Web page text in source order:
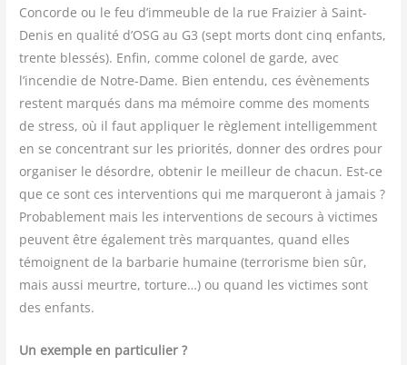
Concorde ou le feu d’immeuble de la rue Frai­zier à Saint-
Denis en qua­li­té d’OSG au G3 (sept morts dont cinq enfants,
trente bles­sés). Enfin, comme colo­nel de garde, avec
l’incendie de Notre-Dame. Bien enten­du, ces évè­ne­ments
res­tent mar­qués dans ma mémoire comme des moments
de stress, où il faut appli­quer le règle­ment intel­li­gem­ment
en se concen­trant sur les prio­ri­tés, don­ner des ordres pour
orga­ni­ser le désordre, obte­nir le meilleur de cha­cun. Est-ce
que ce sont ces inter­ven­tions qui me mar­que­ront à jamais ?
Pro­ba­ble­ment mais les inter­ven­tions de secours à vic­times
peuvent être éga­le­ment très mar­quantes, quand elles
témoignent de la bar­ba­rie humaine (ter­ro­risme bien sûr,
mais aus­si meurtre, tor­ture…) ou quand les vic­times sont
des enfants.
Un exemple en par­ti­cu­lier ?